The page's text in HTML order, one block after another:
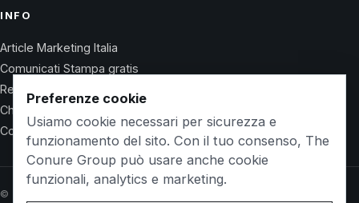
INFO
Article Marketing Italia
Comunicati Stampa gratis
Regolamento
Chi Siamo
Contatti
© 2026 Wet Life News · The Conure Group
Preferenze cookie
Usiamo cookie necessari per sicurezza e
funzionamento del sito. Con il tuo consenso, The
Conure Group può usare anche cookie
funzionali, analytics e marketing.